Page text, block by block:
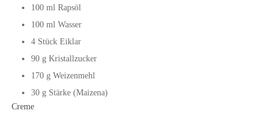
100 ml Rapsöl
100 ml Wasser
4 Stück Eiklar
90 g Kristallzucker
170 g Weizenmehl
30 g Stärke (Maizena)
Creme